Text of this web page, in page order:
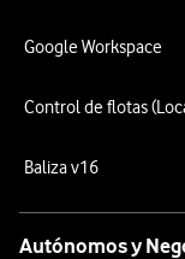
Google Workspace
Control de flotas
Baliza v16
Autónomos y